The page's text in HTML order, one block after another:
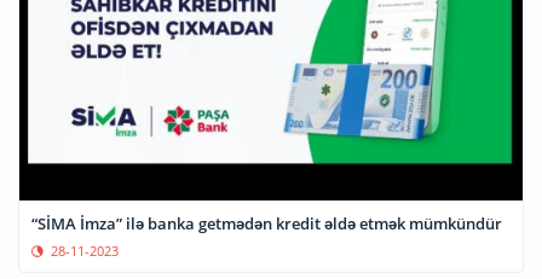
“SİMA İmza” ilə banka getmədən kredit əldə etmək mümkündür
28-11-2023